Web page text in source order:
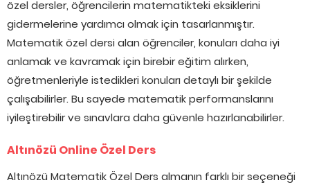
özel dersler, öğrencilerin matematikteki eksiklerini
gidermelerine yardımcı olmak için tasarlanmıştır.
Matematik özel dersi alan öğrenciler, konuları daha iyi
anlamak ve kavramak için birebir eğitim alırken,
öğretmenleriyle istedikleri konuları detaylı bir şekilde
çalışabilirler. Bu sayede matematik performanslarını
iyileştirebilir ve sınavlara daha güvenle hazırlanabilirler.
Altınözü Online Özel Ders
Altınözü Matematik Özel Ders almanın farklı bir seçeneği